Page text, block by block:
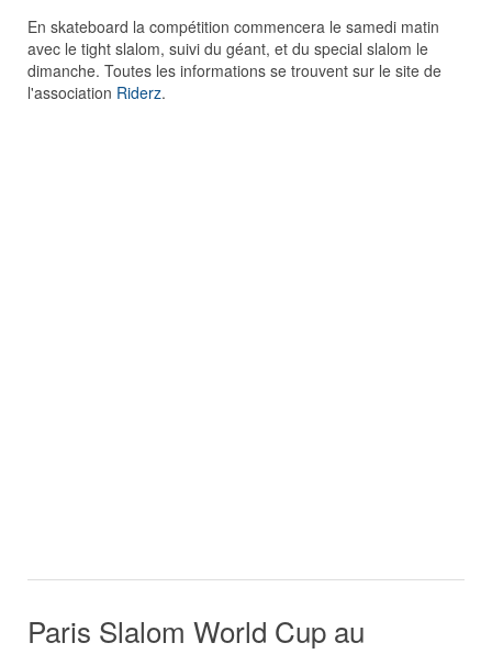
En skateboard la compétition commencera le samedi matin
avec le tight slalom, suivi du géant, et du special slalom le
dimanche. Toutes les informations se trouvent sur le site de
l'association Riderz.
Paris Slalom World Cup au